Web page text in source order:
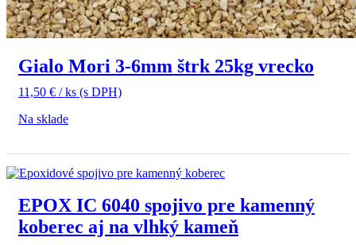
Gialo Mori 3-6mm štrk 25kg vrecko
11,50 € / ks (s DPH)
Na sklade
EPOX IC 6040 spojivo pre kamenný
koberec aj na vlhký kameň